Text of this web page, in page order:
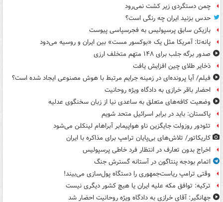
چمن دستگردی زیر کشت نمی‌رود
حدس بزنید ایران چه رنگی است؟
بازیکن سابق پرسپولیس به فجرسپاسی پیوست
پانه‌تا: آمریکا مثل یک «بوکسور مست» بین ایران و روسیه می‌دود
صدور برگه جلب برای ۱۴۸ متهم متخلف ارزی
ذخایر طلای چین افزایش یافت
فیلم/ آیا پرونده‌ای در زمینه جرایم مرتبط با هوش مصنوعی ایجاد شده است؟
احضار باقر خرازی به دادگاه ویژه روحانیت
وضعیت کافه‌های متعلق به ساعدی نیا از زبان سخنگوی عدلیه
پاکستان: باید در برابر اسرائیل متحد شویم
تئودور روزولت جایگزین ناو هواپیمابر آبراهام لینکلن می‌شود
کاریکاتور/ تلاش‌های بی‌پایان ترامپ برای مذاکره با ایران
اخراج بدون تعارف در انتظار فرد خاطی پرسپولیس
اتمام بودجه پنتاگون در آستانه گسترش جنگ
وقتی ترامپ ریاست‌جمهوری را دستگاه پول‌سازی می‌بیند!
ترکیه: توافق مکه علیه ایران یا هیچ کشور دیگری نیست
جهانگیر: آقای خرازی به دادگاه ویژه روحانیت احضار شد